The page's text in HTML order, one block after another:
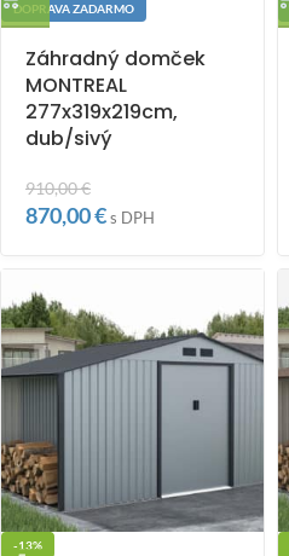
DOPRAVA ZADARMO
Záhradný domček
MONTREAL
277x319x219cm,
dub/sivý
910,00€
870,00€s DPH
-13%